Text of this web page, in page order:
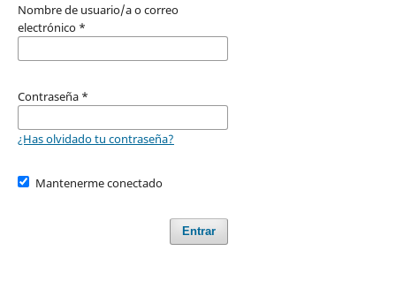
Nombre de usuario/a o correo
electrónico *
Contraseña *
¿Has olvidado tu contraseña?
Mantenerme conectado
Entrar